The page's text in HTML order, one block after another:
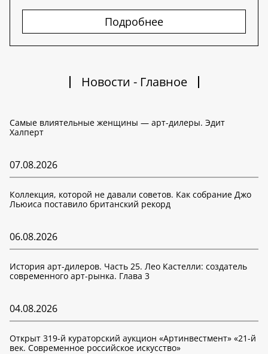
Подробнее
Новости - Главное
Самые влиятельные женщины — арт-дилеры. Эдит
Халперт
07.08.2026
Коллекция, которой не давали советов. Как собрание Джо
Льюиса поставило британский рекорд
06.08.2026
История арт-дилеров. Часть 25. Лео Кастелли: создатель
современного арт-рынка. Глава 3
04.08.2026
Открыт 319-й кураторский аукцион «Артинвестмент» «21-й
век. Современное российское искусство»